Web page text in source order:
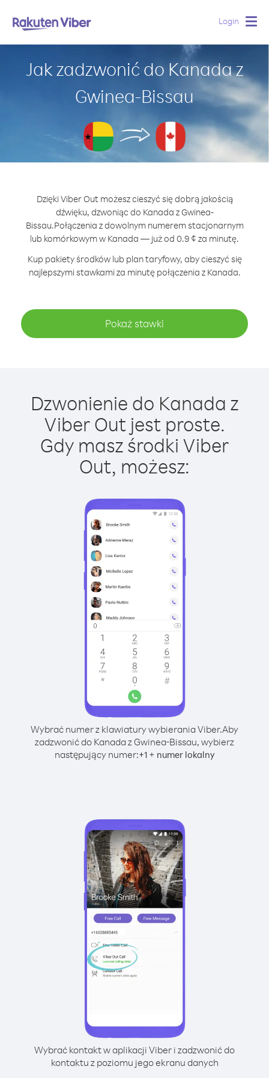
Login
Jak zadzwonić do Kanada z
Gwinea-Bissau
Dzięki Viber Out możesz cieszyć się dobrą jakością
dźwięku, dzwoniąc do Kanada z Gwinea-
Bissau.Połączenia z dowolnym numerem stacjonarnym
lub komórkowym w Kanada — już od 0.9 ¢ za minutę.
Kup pakiety środków lub plan taryfowy, aby cieszyć się
najlepszymi stawkami za minutę połączenia z Kanada.
Pokaż stawki
Dzwonienie do Kanada z
Viber Out jest proste.
Gdy masz środki Viber
Out, możesz:
Wybrać numer z klawiatury wybierania Viber.Aby
zadzwonić do Kanada z Gwinea-Bissau, wybierz
następujący numer:+1+ numer lokalny
Wybrać kontakt w aplikacji Viber i zadzwonić do
kontaktu z poziomu jego ekranu danych